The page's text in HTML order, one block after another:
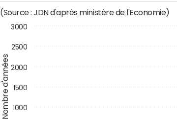
Nombre d'années
(Source : JDN d'après ministère de l'Economie)
1000
1500
2000
2500
3000